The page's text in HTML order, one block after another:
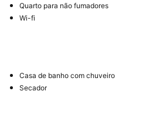
Quarto para não fumadores
Wi-fi
Casa de banho com chuveiro
Secador